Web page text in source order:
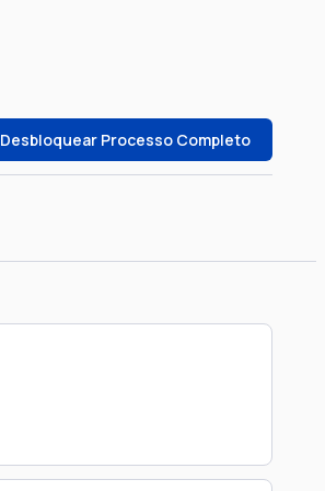
Desbloquear Processo Completo